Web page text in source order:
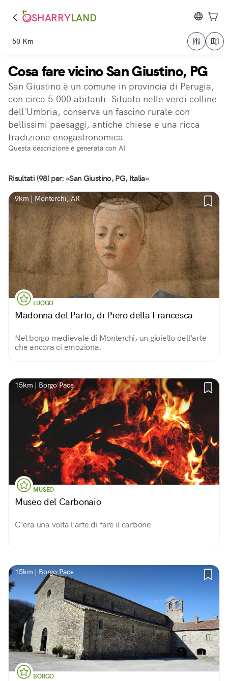
SHARRYLAND
50 Km
Cosa fare vicino San Giustino, PG
San Giustino è un comune in provincia di Perugia,
con circa 5.000 abitanti. Situato nelle verdi colline
dell'Umbria, conserva un fascino rurale con
bellissimi paesaggi, antiche chiese e una ricca
tradizione enogastronomica.
Questa descrizione è generata con AI
Risultati (98) per: «San Giustino, PG, Italia»
9km | Monterchi, AR
LUOGO
Madonna del Parto, di Piero della Francesca
Nel borgo medievale di Monterchi, un gioiello dell'arte
che ancora ci emoziona.
15km | Borgo Pace
MUSEO
Museo del Carbonaio
C'era una volta l'arte di fare il carbone
15km | Borgo Pace
BORGO